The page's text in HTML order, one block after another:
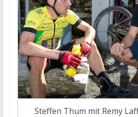
Steffen Thum mit Remy